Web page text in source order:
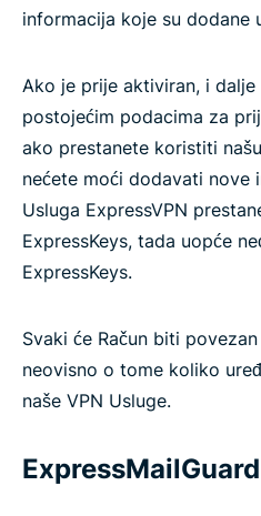
informacija koje su dodane
Ako je prije aktiviran, i
postojećim podacima za
ako prestanete koristiti
nećete moći dodavati nove
Usluga ExpressVPN
ExpressKeys, tada uopće
ExpressKeys.
Svaki će Račun biti
neovisno o tome koliko
naše VPN Usluge.
ExpressMailGuard